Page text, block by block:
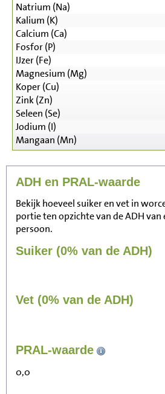
Natrium (Na)
Kalium (K)
Calcium (Ca)
Fosfor (P)
IJzer (Fe)
Magnesium (Mg)
Koper (Cu)
Zink (Zn)
Seleen (Se)
Jodium (I)
Mangaan (Mn)
ADH en PRAL-waarde
Bekijk hoeveel suiker en vet in
portie ten opzichte van de ADH van
persoon.
Suiker (0% van de ADH)
Vet (0% van de ADH)
PRAL-waarde
0,0
Zitten, tv kijken